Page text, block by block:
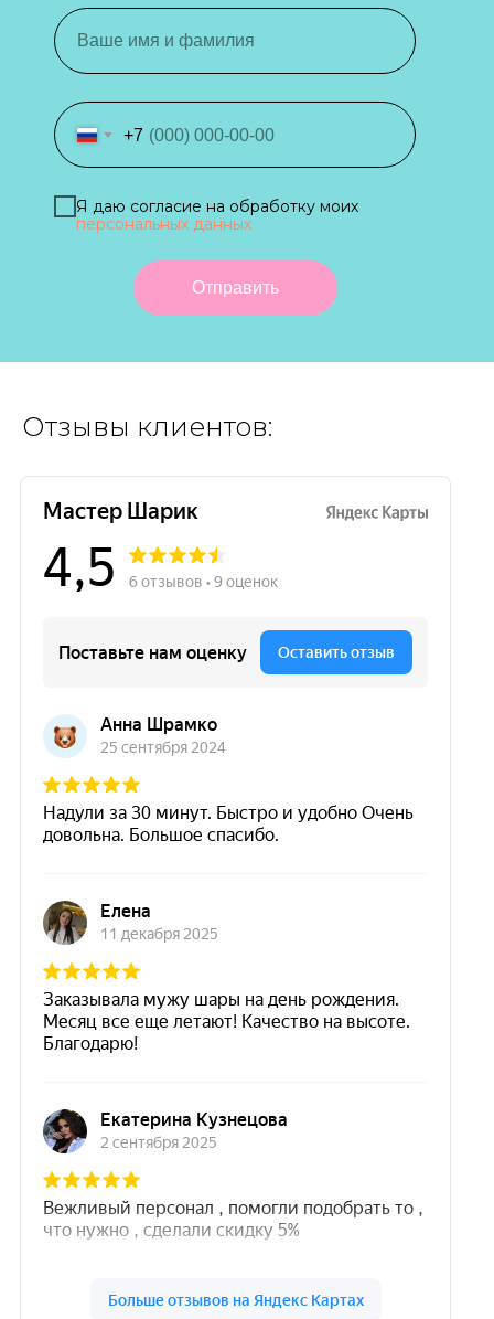
+7
Я даю согласие на обработку моих
персональных данных
Отправить
Отзывы клиентов: